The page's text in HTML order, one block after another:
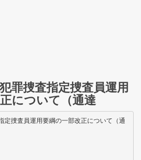
罪捜査指定捜査員運用
について（通達
定捜査員運用要綱の一部改正について（通